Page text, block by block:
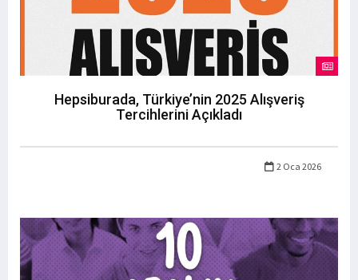
Hepsiburada, Türkiye’nin 2025 Alışveriş
Tercihlerini Açıkladı
2 Oca 2026